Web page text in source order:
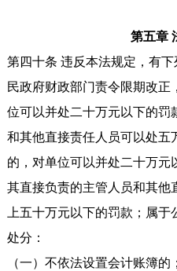
第五章
第四十条 违反本法规定，有
民政府财政部门责令限期改
位可以并处二十万元以下的罚
和其他直接责任人员可以处五
的，对单位可以并处二十万
其直接负责的主管人员和其他
上五十万元以下的罚款；属
处分：
（一）不依法设置会计账簿的；